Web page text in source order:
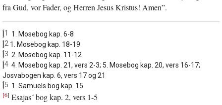
fra Gud, vor Fader, og Herren Jesus Kristus! Amen”.
1. Mosebog kap. 6-8
1. Mosebog kap. 18-19
2. Mosebog kap. 11-12
4. Mosebog kap. 21, vers 2-3; 5. Mosebog kap. 20, vers 16-17;
Josvabogen kap. 6, vers 17 og 21
1. Samuels bog kap. 15
[6] Esajas´ bog kap. 2, vers 1-5